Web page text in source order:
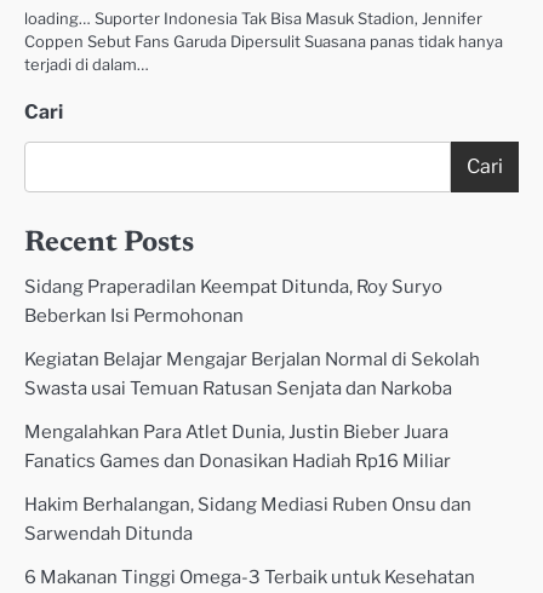
loading… Suporter Indonesia Tak Bisa Masuk Stadion, Jennifer
Coppen Sebut Fans Garuda Dipersulit Suasana panas tidak hanya
terjadi di dalam…
Cari
Cari
Recent Posts
Sidang Praperadilan Keempat Ditunda, Roy Suryo
Beberkan Isi Permohonan
Kegiatan Belajar Mengajar Berjalan Normal di Sekolah
Swasta usai Temuan Ratusan Senjata dan Narkoba
Mengalahkan Para Atlet Dunia, Justin Bieber Juara
Fanatics Games dan Donasikan Hadiah Rp16 Miliar
Hakim Berhalangan, Sidang Mediasi Ruben Onsu dan
Sarwendah Ditunda
6 Makanan Tinggi Omega-3 Terbaik untuk Kesehatan